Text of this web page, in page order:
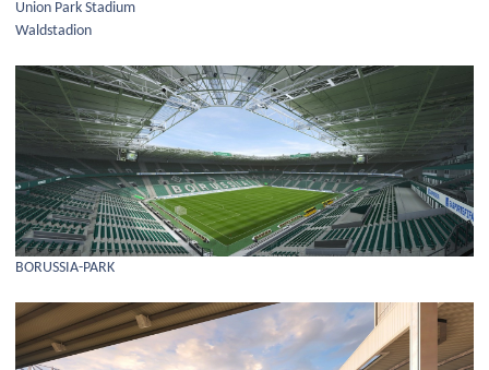
Union Park Stadium
Waldstadion
BORUSSIA-PARK